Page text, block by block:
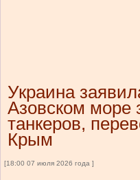
Украина
Азовском море
танкеров,
Крым
[18:00 07 июля 2026 года ]